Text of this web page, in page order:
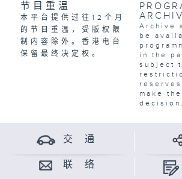
节目重温
本平台提供过往12个月
的节目重温，受版权限
制内容除外。香港电台
保留最终决定权。
Archive
be
in the
subject
make
decision.
交 通
联 络